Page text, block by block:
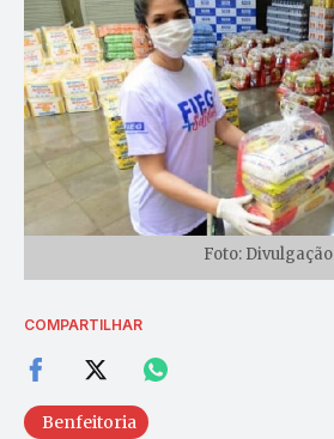
Foto: Divulgação
COMPARTILHAR
Benfeitoria